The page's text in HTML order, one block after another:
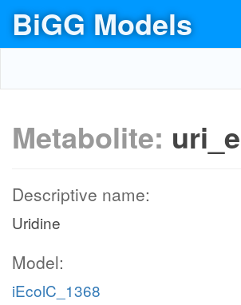
BiGG Models
Metabolite: uri_e
Descriptive name:
Uridine
Model:
iEcolC_1368